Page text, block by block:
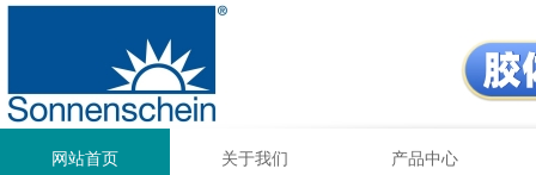
网站首页 关于我们 产品中心